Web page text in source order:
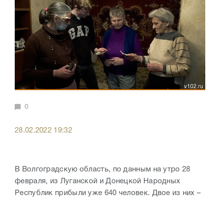
0
28.02.2022 19:32
В Волгоградскую область, по данным на утро 28
февраля, из Луганской и Донецкой Народных
Республик прибыли уже 640 человек. Двое из них –